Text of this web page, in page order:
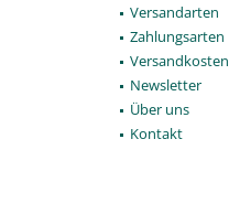
Versandarten
Zahlungsarten
Versandkosten
Newsletter
Über uns
Kontakt